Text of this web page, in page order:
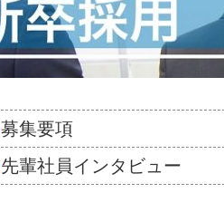
募集要項
先輩社員インタビュー